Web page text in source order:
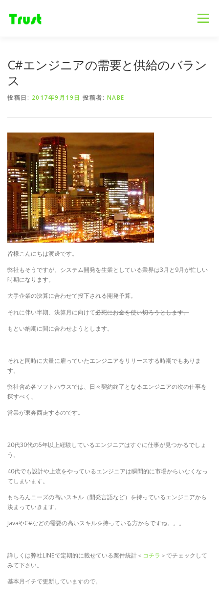
メニュー
C#エンジニアの需要と供給のバラン
ス
投稿日: 2017年9月19日 投稿者: NABE
皆様こんにちは渡邊です。
弊社もそうですが、システム開発を生業としている業界は3月と9月が忙しい
時期になります。
大手企業の決算に合わせて投下される開発予算。
それに伴い半期、決算月に向けて必死にお金を使い切ろうとします。
もとい納期に間に合わせようとします。
それと同時に大量に雇っていたエンジニアをリリースする時期でもありま
す。
弊社含め各ソフトハウスでは、日々契約終了となるエンジニアの次の仕事を
探すべく、
営業が東奔西走するのです。
20代30代の5年以上経験しているエンジニアはすぐに仕事が見つかるでしょ
う。
40代でも設計や上流をやっているエンジニアは瞬間的に市場からいなくなっ
てしまいます。
もちろんニーズの高いスキル（開発言語など）を持っているエンジニアから
決まっていきます。
JavaやC#などの需要の高いスキルを持っている方からですね。。。
詳しくは弊社LINEで定期的に載せている案件統計＜ コチラ ＞でチェックして
みて下さい。
基本月イチで更新していますので。